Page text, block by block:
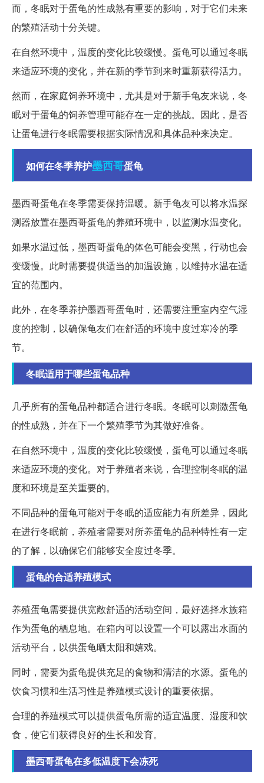
而，冬眠对于蛋龟的性成熟有重要的影响，对于它们未来
的繁殖活动十分关键。
在自然环境中，温度的变化比较缓慢。蛋龟可以通过冬眠
来适应环境的变化，并在新的季节到来时重新获得活力。
然而，在家庭饲养环境中，尤其是对于新手龟友来说，冬
眠对于蛋龟的饲养管理可能存在一定的挑战。因此，是否
让蛋龟进行冬眠需要根据实际情况和具体品种来决定。
如何在冬季养护墨西哥蛋龟
墨西哥蛋龟在冬季需要保持温暖。新手龟友可以将水温探
测器放置在墨西哥蛋龟的养殖环境中，以监测水温变化。
如果水温过低，墨西哥蛋龟的体色可能会变黑，行动也会
变缓慢。此时需要提供适当的加温设施，以维持水温在适
宜的范围内。
此外，在冬季养护墨西哥蛋龟时，还需要注重室内空气湿
度的控制，以确保龟友们在舒适的环境中度过寒冷的季
节。
冬眠适用于哪些蛋龟品种
几乎所有的蛋龟品种都适合进行冬眠。冬眠可以刺激蛋龟
的性成熟，并在下一个繁殖季节为其做好准备。
在自然环境中，温度的变化比较缓慢，蛋龟可以通过冬眠
来适应环境的变化。对于养殖者来说，合理控制冬眠的温
度和环境是至关重要的。
不同品种的蛋龟可能对于冬眠的适应能力有所差异，因此
在进行冬眠前，养殖者需要对所养蛋龟的品种特性有一定
的了解，以确保它们能够安全度过冬季。
蛋龟的合适养殖模式
养殖蛋龟需要提供宽敞舒适的活动空间，最好选择水族箱
作为蛋龟的栖息地。在箱内可以设置一个可以露出水面的
活动平台，以供蛋龟晒太阳和嬉戏。
同时，需要为蛋龟提供充足的食物和清洁的水源。蛋龟的
饮食习惯和生活习性是养殖模式设计的重要依据。
合理的养殖模式可以提供蛋龟所需的适宜温度、湿度和饮
食，使它们获得良好的生长和发育。
墨西哥蛋龟在多低温度下会冻死